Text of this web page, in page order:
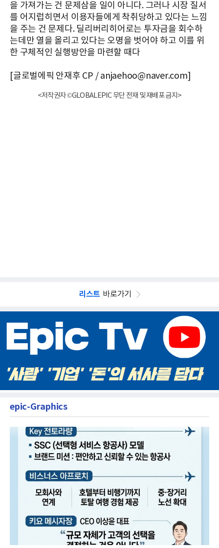
을 가져가는 건 문제삼을 일이 아니다. 그러나 시장 질서
를 어지럽히면서 이용자들에게 착취당하고 있다는 느낌
을 주는 건 문제다. 딜리버리히어로는 투자금을 회수하
는데만 열을 올리고 있다는 오명을 벗어야 하고 이를 위
한 구체적인 실행방안을 마련할 때다
[글로벌에픽 안재후 CP / anjaehoo@naver.com]
<저작권자 ©GLOBALEPIC 무단 전재 및 재배포 금지>
리스트 바로가기
epic-Graphics